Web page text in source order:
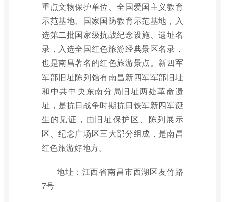
重点文物保护单位、全国爱国主义教育
示范基地、国家国防教育示范基地，入
选第二批国家级抗战纪念设施、遗址名
录，入选全国红色旅游经典景区名录，
也是南昌著名的红色旅游景点。新四军
军部旧址陈列馆有南昌新四军军部旧址
和中共中央东南分局旧址两处革命遗
址，是抗日战争时期抗日铁军新四军诞
生的见证，由旧址保护区、陈列展示
区、纪念广场区三大部分组成，是南昌
红色旅游好地方。
地址：江西省南昌市西湖区友竹路
7号